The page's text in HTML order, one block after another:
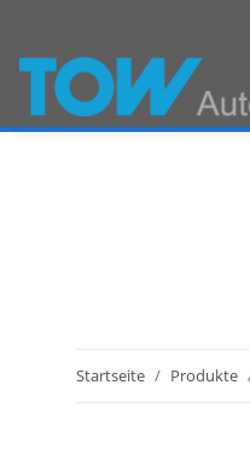
Startseite Produkte